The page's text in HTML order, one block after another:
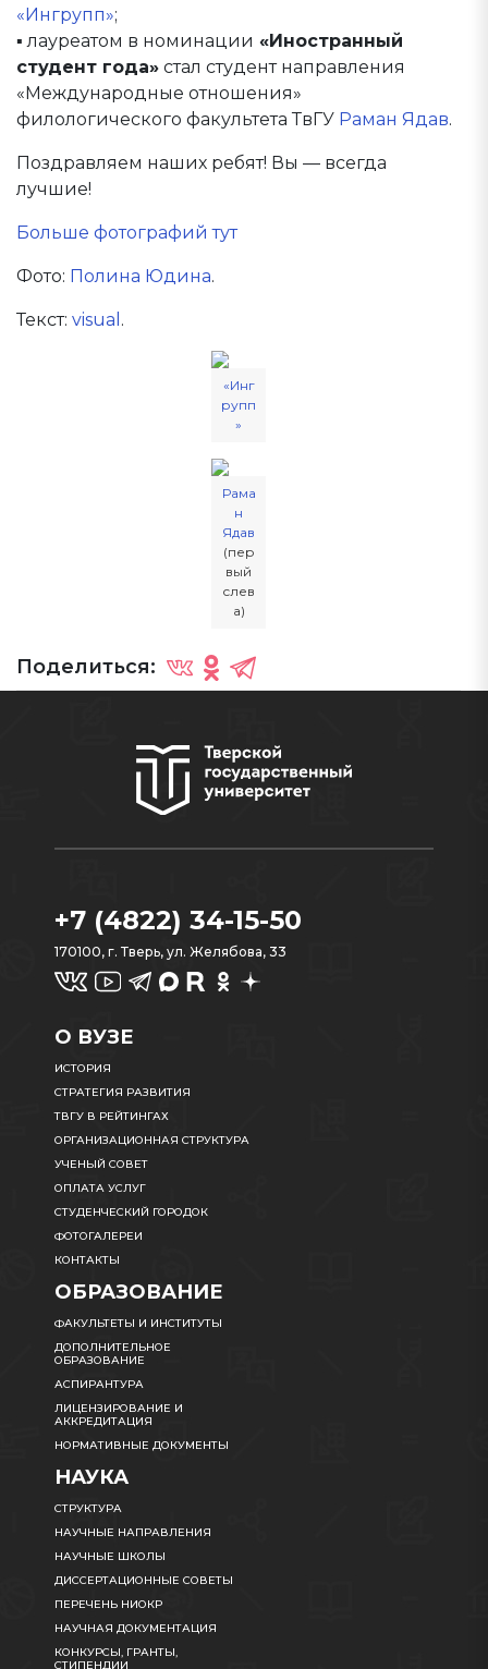
«Ингрупп»;
▪ лауреатом в номинации «Иностранный
студент года» стал студент направления
«Международные отношения»
филологического факультета ТвГУ Раман Ядав.
Поздравляем наших ребят! Вы — всегда
лучшие!
Больше фотографий тут
Фото: Полина Юдина.
Текст: visual .
«Инг
рупп
»
Рама
н
Ядав
(пер
вый
слев
а)
Поделиться:
+7 (4822) 34-15-50
170100, г. Тверь, ул. Желябова, 33
О ВУЗЕ
ИСТОРИЯ
СТРАТЕГИЯ РАЗВИТИЯ
ТВГУ В РЕЙТИНГАХ
ОРГАНИЗАЦИОННАЯ СТРУКТУРА
УЧЕНЫЙ СОВЕТ
ОПЛАТА УСЛУГ
СТУДЕНЧЕСКИЙ ГОРОДОК
ФОТОГАЛЕРЕИ
КОНТАКТЫ
ОБРАЗОВАНИЕ
ФАКУЛЬТЕТЫ И ИНСТИТУТЫ
ДОПОЛНИТЕЛЬНОЕ
ОБРАЗОВАНИЕ
АСПИРАНТУРА
ЛИЦЕНЗИРОВАНИЕ И
АККРЕДИТАЦИЯ
НОРМАТИВНЫЕ ДОКУМЕНТЫ
НАУКА
СТРУКТУРА
НАУЧНЫЕ НАПРАВЛЕНИЯ
НАУЧНЫЕ ШКОЛЫ
ДИССЕРТАЦИОННЫЕ СОВЕТЫ
ПЕРЕЧЕНЬ НИОКР
НАУЧНАЯ ДОКУМЕНТАЦИЯ
КОНКУРСЫ, ГРАНТЫ,
СТИПЕНДИИ